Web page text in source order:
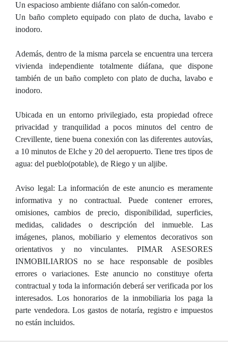
Un espacioso ambiente diáfano con salón-comedor.
Un baño completo equipado con plato de ducha, lavabo e
inodoro.
Además, dentro de la misma parcela se encuentra una tercera
vivienda independiente totalmente diáfana, que dispone
también de un baño completo con plato de ducha, lavabo e
inodoro.
Ubicada en un entorno privilegiado, esta propiedad ofrece
privacidad y tranquilidad a pocos minutos del centro de
Crevillente, tiene buena conexión con las diferentes autovías,
a 10 minutos de Elche y 20 del aeropuerto. Tiene tres tipos de
agua: del pueblo(potable), de Riego y un aljibe.
Aviso legal: La información de este anuncio es meramente
informativa y no contractual. Puede contener errores,
omisiones, cambios de precio, disponibilidad, superficies,
medidas, calidades o descripción del inmueble. Las
imágenes, planos, mobiliario y elementos decorativos son
orientativos y no vinculantes. PIMAR ASESORES
INMOBILIARIOS no se hace responsable de posibles
errores o variaciones. Este anuncio no constituye oferta
contractual y toda la información deberá ser verificada por los
interesados. Los honorarios de la inmobiliaria los paga la
parte vendedora. Los gastos de notaría, registro e impuestos
no están incluidos.